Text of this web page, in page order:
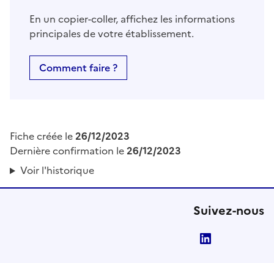
En un copier-coller, affichez les informations
principales de votre établissement.
Comment faire ?
Fiche créée le26/12/2023
Dernière confirmation le26/12/2023
Voir l'historique
Suivez-nous